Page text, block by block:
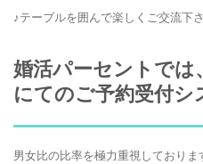
♪テーブルを囲んで楽しくご交流下
婚活パーセントでは
にてのご予約受付シ
男女比の比率を極力重視しており